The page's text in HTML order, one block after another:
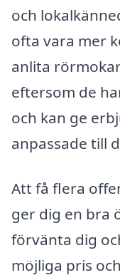
och
ofta vara mer
anlita
eftersom de
och kan ge
anpassade till
Att få flera
ger dig en bra
förvänta dig
möjliga pris